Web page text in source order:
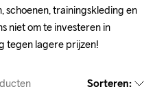
schoenen, trainingskleding en
niet om te investeren in
tegen lagere prijzen!
Sorteren: